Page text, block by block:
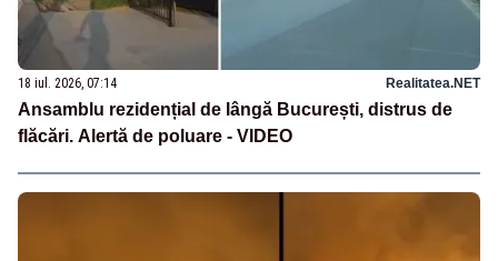
18 iul. 2026, 07:14 Realitatea.NET
Ansamblu rezidențial de lângă București, distrus de
flăcări. Alertă de poluare - VIDEO